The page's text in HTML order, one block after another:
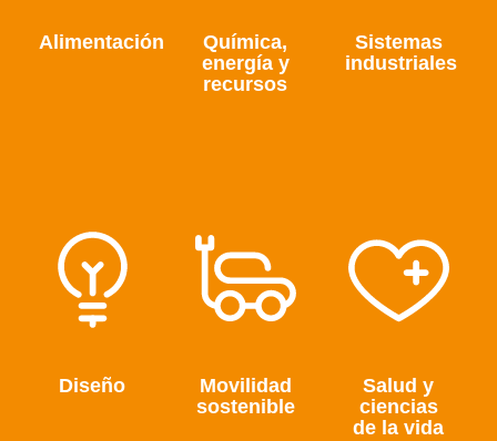
Alimentación
Química,
energía y
recursos
Sistemas
industriales
Diseño
Movilidad
sostenible
Salud y
ciencias
de la vida